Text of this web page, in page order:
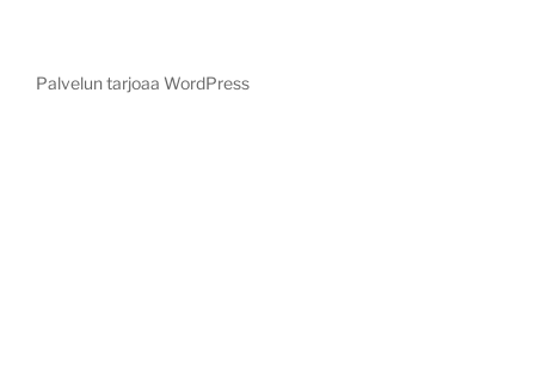
Palvelun tarjoaa WordPress